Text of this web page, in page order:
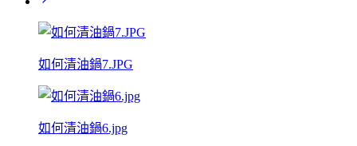
如何清油鍋7.JPG
如何清油鍋6.jpg